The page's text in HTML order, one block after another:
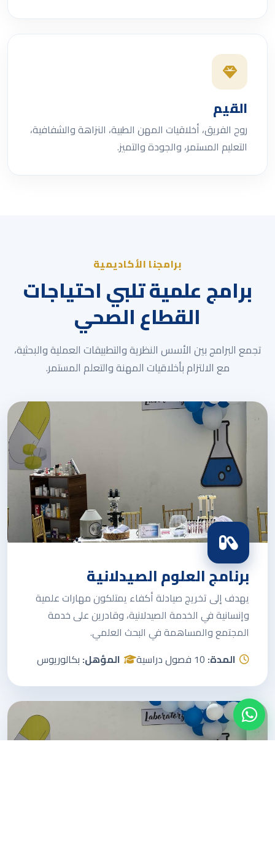
القيم
روح الفريق، أخلاقيات المهن الطبية، النزاهة والشفافية،
التعليم المستمر، والجودة والتميز.
برامجنا الأكاديمية
برامج علمية تلبي احتياجات
القطاع الصحي
تجمع البرامج بين الأسس النظرية والتطبيقات العملية والبحثية،
مع الالتزام بأخلاقيات المهنة والتعلم المستمر.
برنامج العلوم الصيدلانية
يهدف إلى تخريج صيادلة أكفاء يمتلكون مهارات علمية
وإنسانية في الخدمة الصيدلانية، وقادرين على خدمة
المجتمع والمساهمة في البحث العلمي.
المدة:10 فصول دراسية المؤهل:بكالوريوس